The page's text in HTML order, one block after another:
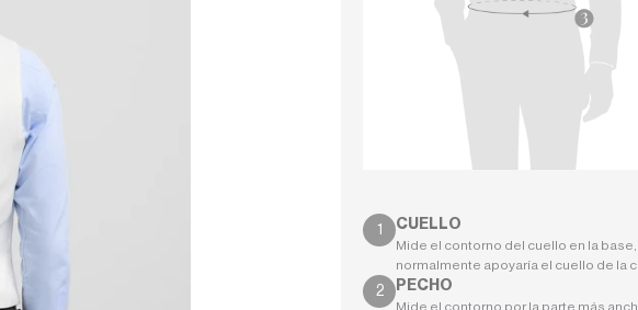
CUELLO
Mide el contorno del cuello en la
normalmente apoyaría el cuello de la
PECHO
Mide el contorno por la parte más